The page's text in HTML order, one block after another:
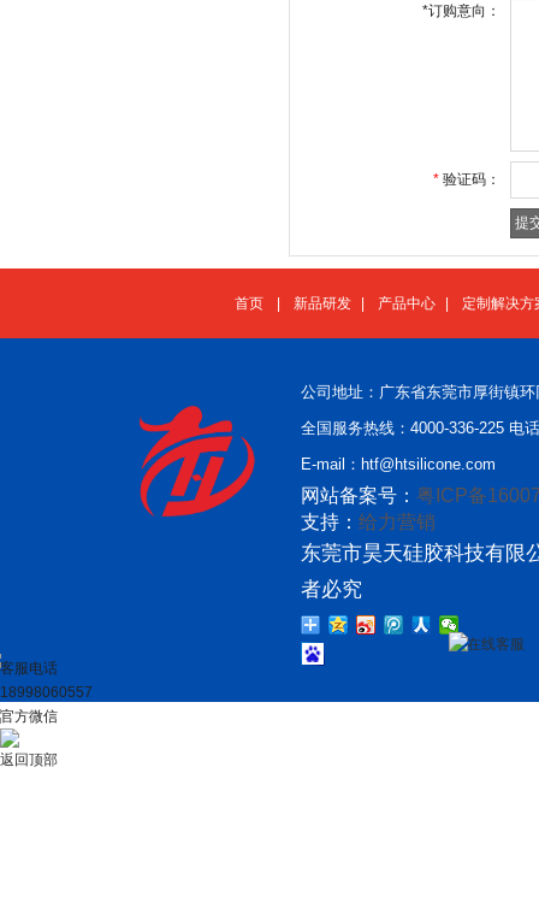
*订购意向：
* 验证码：
首页 新品研发 产品中心 定制解决方
公司地址：广东省东莞市厚街镇
全国服务热线：4000-336-225 电
E-mail：htf@htsilicone.com
网站备案号： 粤ICP备
支持： 给力营销
东莞市昊天硅胶科技有限
者必究
在线客服
客服电话
18998060557
官方微信
返回顶部